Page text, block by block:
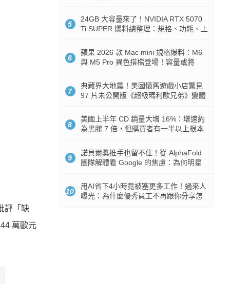
評「缺
萬歐元
5
24GB 大容量來了！NVIDIA RTX 5070
Ti SUPER 爆料總整理：規格、功耗、上
6
蘋果 2026 款 Mac mini 規格爆料：M6
與 M5 Pro 異色搭檔登場！容量或將
7
典藏界大地震！美國懷舊遊戲小店驚見
97 片未公開版《超級瑪利歐兄弟》變體
8
美國上半年 CD 銷量大增 16%：增速約
為黑膠 7 倍，但購買者有一半以上根本
9
諾貝爾獎推手也留不住！從 AlphaFold
團隊解體看 Google 的焦慮：為何明星
10
用AI省下4小時竟被塞更多工作！過來人
曝光：為什麼優秀員工不再跟你分享怎